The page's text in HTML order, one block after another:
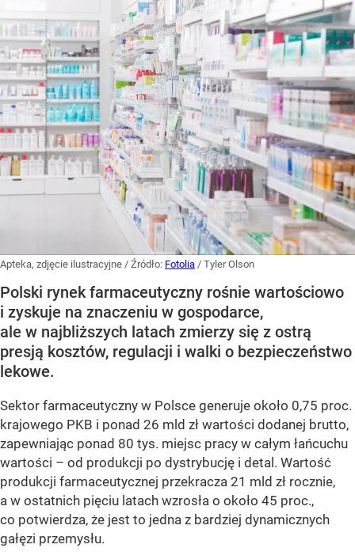
Apteka, zdjęcie ilustracyjne / Źródło: Fotolia / Tyler Olson
Polski rynek farmaceutyczny rośnie wartościowo
i zyskuje na znaczeniu w gospodarce,
ale w najbliższych latach zmierzy się z ostrą
presją kosztów, regulacji i walki o bezpieczeństwo
lekowe.
Sektor farmaceutyczny w Polsce generuje około 0,75 proc.
krajowego PKB i ponad 26 mld zł wartości dodanej brutto,
zapewniając ponad 80 tys. miejsc pracy w całym łańcuchu
wartości – od produkcji po dystrybucję i detal. Wartość
produkcji farmaceutycznej przekracza 21 mld zł rocznie,
a w ostatnich pięciu latach wzrosła o około 45 proc.,
co potwierdza, że jest to jedna z bardziej dynamicznych
gałęzi przemysłu.